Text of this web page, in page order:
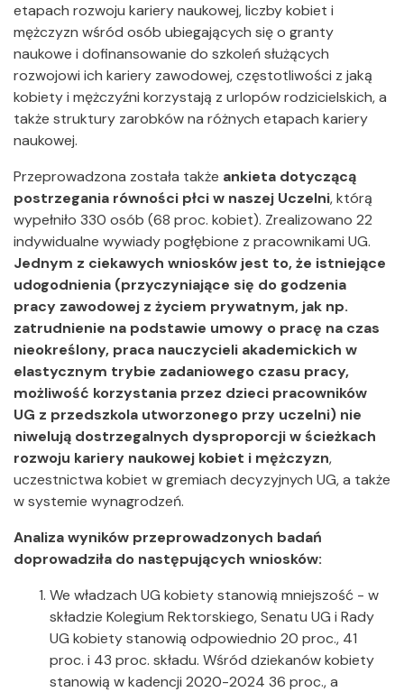
etapach rozwoju kariery naukowej, liczby kobiet i
mężczyzn wśród osób ubiegających się o granty
naukowe i dofinansowanie do szkoleń służących
rozwojowi ich kariery zawodowej, częstotliwości z jaką
kobiety i mężczyźni korzystają z urlopów rodzicielskich, a
także struktury zarobków na różnych etapach kariery
naukowej.
Przeprowadzona została także ankieta dotyczącą
postrzegania równości płci w naszej Uczelni, którą
wypełniło 330 osób (68 proc. kobiet). Zrealizowano 22
indywidualne wywiady pogłębione z pracownikami UG.
Jednym z ciekawych wniosków jest to, że istniejące
udogodnienia (przyczyniające się do godzenia
pracy zawodowej z życiem prywatnym, jak np.
zatrudnienie na podstawie umowy o pracę na czas
nieokreślony, praca nauczycieli akademickich w
elastycznym trybie zadaniowego czasu pracy,
możliwość korzystania przez dzieci pracowników
UG z przedszkola utworzonego przy uczelni) nie
niwelują dostrzegalnych dysproporcji w ścieżkach
rozwoju kariery naukowej kobiet i mężczyzn,
uczestnictwa kobiet w gremiach decyzyjnych UG, a także
w systemie wynagrodzeń.
Analiza wyników przeprowadzonych badań
doprowadziła do następujących wniosków:
We władzach UG kobiety stanowią mniejszość - w
składzie Kolegium Rektorskiego, Senatu UG i Rady
UG kobiety stanowią odpowiednio 20 proc., 41
proc. i 43 proc. składu. Wśród dziekanów kobiety
stanowią w kadencji 2020-2024 36 proc., a